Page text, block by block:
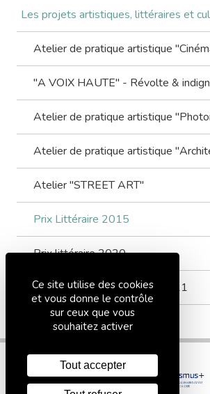
Les projets artistiques, littéraires et
Atelier de pratique artistique
"A VOIX HAUTE" - Révolte &
Atelier de pratique artistique
Atelier de pratique artistique
Atelier "STREET ART"
Prix Littéraire 2015
Prix littéraire 2020
Concours Bulles de cristal 2021
Ce site utilise des cookies
et vous donne le contrôle
sur ceux que vous
souhaitez activer
Tout accepter